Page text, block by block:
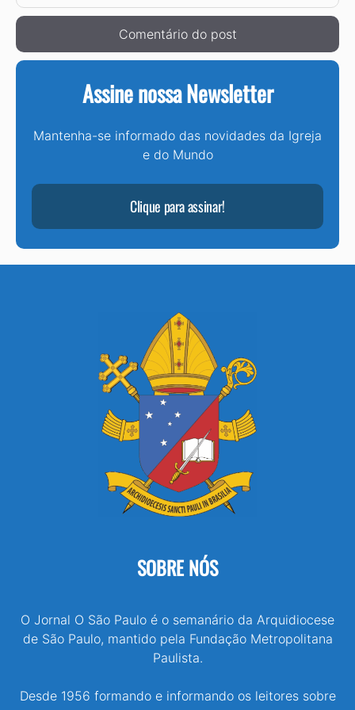
Assine nossa Newsletter
Mantenha-se informado das novidades da Igreja
e do Mundo
Clique para assinar!
SOBRE NÓS
O Jornal O São Paulo é o semanário da Arquidiocese
de São Paulo, mantido pela Fundação Metropolitana
Paulista.
Desde 1956 formando e informando os leitores sobre